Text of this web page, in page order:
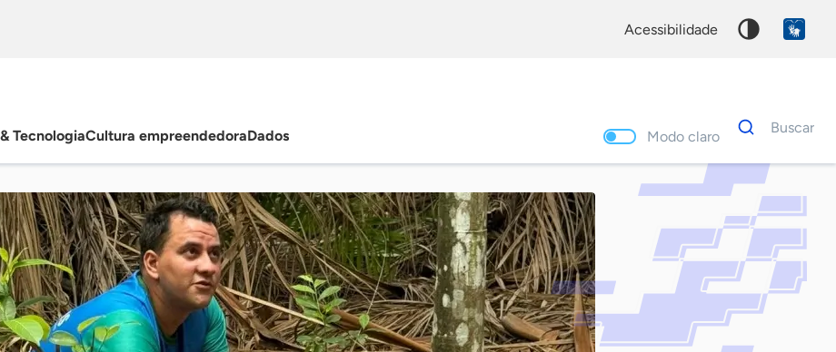
acessibilidade
TecnologiaCultura empreendedoraDados Modo claro
Dados
para
Buscar
Palavra
chave